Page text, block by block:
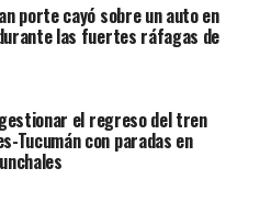
porte cayó sobre un auto en
las fuertes ráfagas de
el regreso del tren
Tucumán con paradas en